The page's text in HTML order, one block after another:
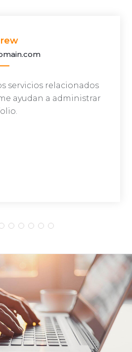
servicios relacionados
ayudan a administrar